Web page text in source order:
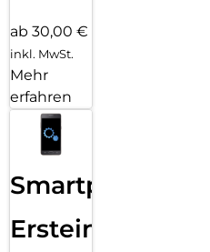
ab 30,00 €
inkl. MwSt.
Mehr
erfahren
Smartphone
Ersteinrichtung